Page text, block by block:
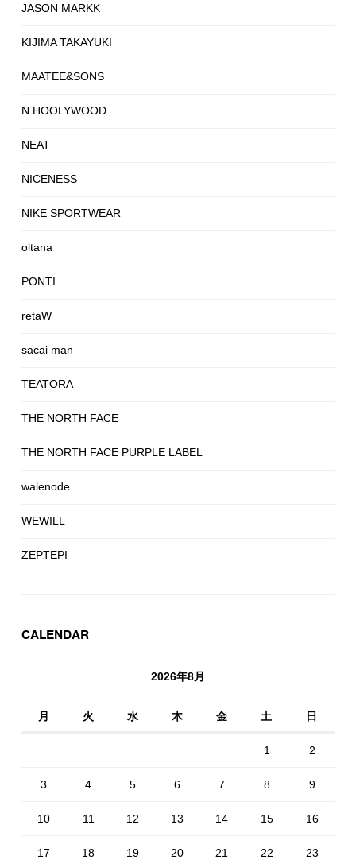
JASON MARKK
KIJIMA TAKAYUKI
MAATEE&SONS
N.HOOLYWOOD
NEAT
NICENESS
NIKE SPORTWEAR
oltana
PONTI
retaW
sacai man
TEATORA
THE NORTH FACE
THE NORTH FACE PURPLE LABEL
walenode
WEWILL
ZEPTEPI
CALENDAR
2026年8月
月 火 水 木 金 土 日
1 2
3 4 5 6 7 8 9
10 11 12 13 14 15 16
17 18 19 20 21 22 23